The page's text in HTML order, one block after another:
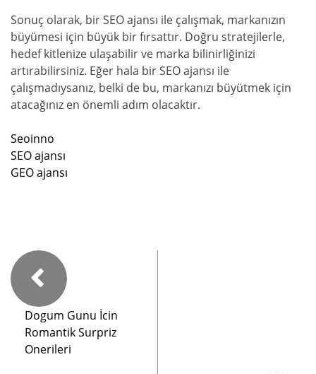
Sonuç olarak, bir SEO ajansı ile çalışmak, markanızın
büyümesi için büyük bir fırsattır. Doğru stratejilerle,
hedef kitlenize ulaşabilir ve marka bilinirliğinizi
artırabilirsiniz. Eğer hala bir SEO ajansı ile
çalışmadıysanız, belki de bu, markanızı büyütmek için
atacağınız en önemli adım olacaktır.
Seoinno
SEO ajansı
GEO ajansı
Dogum Gunu İcin
Romantik Surpriz
Onerileri